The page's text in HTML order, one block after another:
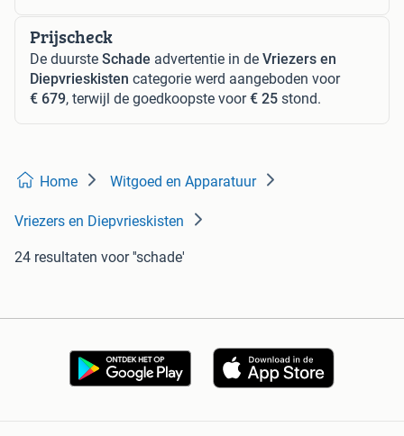
Prijscheck
De duurste Schade advertentie in de Vriezers en
Diepvrieskisten categorie werd aangeboden voor
€ 679, terwijl de goedkoopste voor€ 25 stond.
Home Witgoed en Apparatuur
Vriezers en Diepvrieskisten
24 resultaten voor ''schade'